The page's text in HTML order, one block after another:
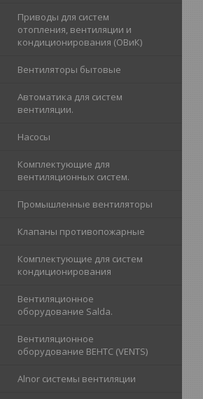
Приводы для систем
отопления, вентиляции и
кондиционирования (ОВиК)
Вентиляторы бытовые
Автоматика для систем
вентиляции.
Насосы
Комплектующие для
вентиляционных систем.
Промышленные вентиляторы
Клапаны противопожарные
Комплектующие для систем
кондиционирования
Вентиляционное
оборудование Salda.
Вентиляционное
оборудование ВЕНТС (VENTS)
Alnor cистемы вентиляции